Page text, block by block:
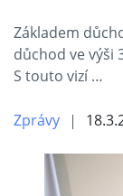
Základem
důchod ve výši
S touto vizí …
Zprávy